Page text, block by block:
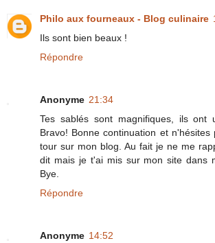
Philo aux fourneaux - Blog culinaire
Ils sont bien beaux !
Répondre
Anonyme 21:34
Tes sablés sont magnifiques, ils ont
Bravo! Bonne continuation et
tour sur mon blog. Au fait je ne me
dit mais je t'ai mis sur mon site dans
Bye.
Répondre
Anonyme 14:52